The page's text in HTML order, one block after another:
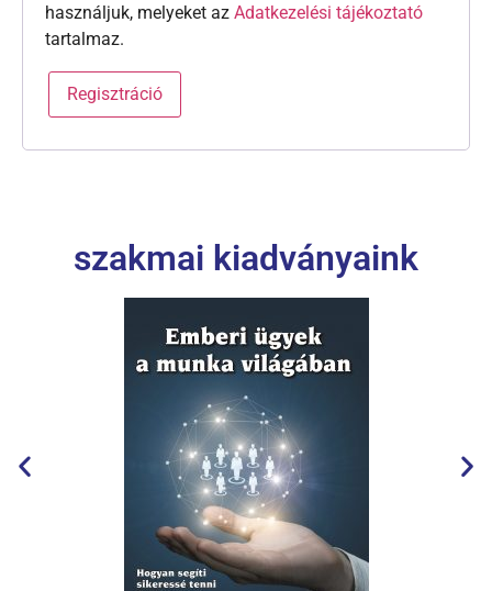
használjuk, melyeket az Adatkezelési tájékoztató
tartalmaz.
Regisztráció
szakmai kiadványaink